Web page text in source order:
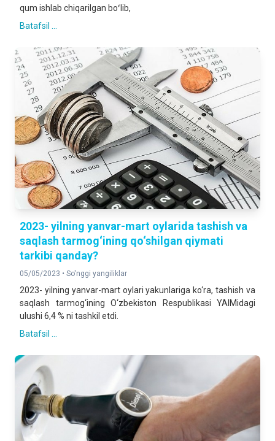
qum ishlab chiqarilgan boʻlib,
Batafsil ...
2023- yilning yanvar-mart oylarida tashish va
saqlash tarmog‘ining qo‘shilgan qiymati
tarkibi qanday?
05/05/2023 • So'nggi yangiliklar
2023- yilning yanvar-mart oylari yakunlariga ko‘ra, tashish va
saqlash tarmog‘ining O‘zbekiston Respublikasi YAIMidagi
ulushi 6,4 % ni tashkil etdi.
Batafsil ...